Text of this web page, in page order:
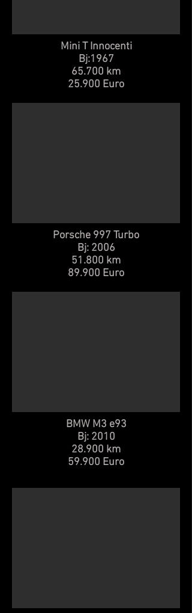
Mini T Innocenti
Bj:1967
65.700 km
25.900 Euro
Porsche 997 Turbo
Bj: 2006
51.800 km
89.900 Euro
BMW M3 e93
Bj: 2010
28.900 km
59.900 Euro